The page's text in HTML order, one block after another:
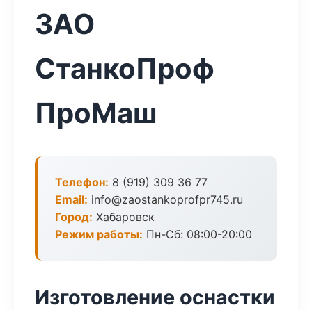
ЗАО
СтанкоПроф
ПроМаш
Телефон: 8 (919) 309 36 77
Email: info@zaostankoprofpr745.ru
Город: Хабаровск
Режим работы: Пн-Сб: 08:00-20:00
Изготовление оснастки